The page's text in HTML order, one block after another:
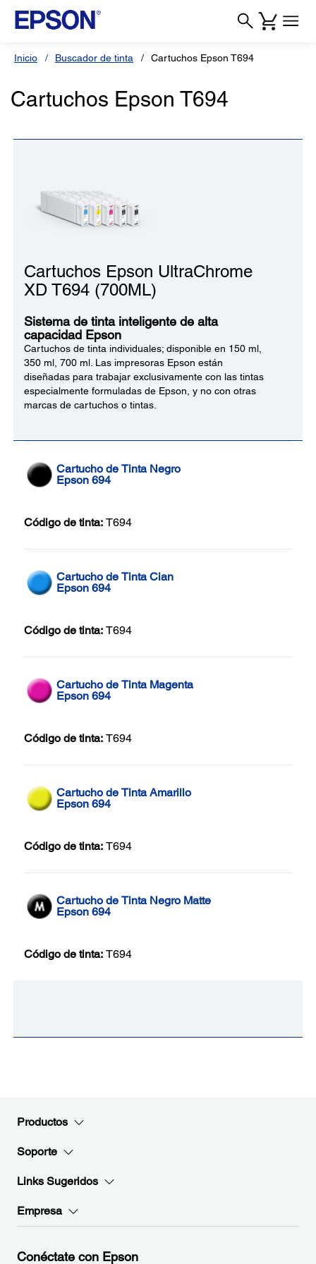
Inicio Buscador de tinta Cartuchos Epson T694
Cartuchos Epson T694
Cartuchos Epson UltraChrome
XD T694 (700ML)
Sistema de tinta inteligente de alta
capacidad Epson
Cartuchos de tinta individuales; disponible en 150 ml,
350 ml, 700 ml. Las impresoras Epson están
diseñadas para trabajar exclusivamente con las tintas
especialmente formuladas de Epson, y no con otras
marcas de cartuchos o tintas.
Cartucho de Tinta Negro
Epson 694
Código de tinta: T694
Cartucho de Tinta Cian
Epson 694
Código de tinta: T694
Cartucho de Tinta Magenta
Epson 694
Código de tinta: T694
Cartucho de Tinta Amarillo
Epson 694
Código de tinta: T694
Cartucho de Tinta Negro Matte
Epson 694
Código de tinta: T694
Productos
Soporte
Links Sugeridos
Empresa
Conéctate con Epson